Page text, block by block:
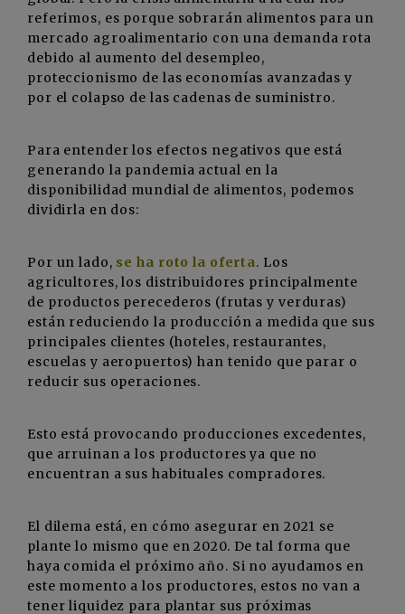
referimos, es porque sobrarán alimentos para un
mercado agroalimentario con una demanda rota
debido al aumento del desempleo,
proteccionismo de las economías avanzadas y
por el colapso de las cadenas de suministro.
Para entender los efectos negativos que está
generando la pandemia actual en la
disponibilidad mundial de alimentos, podemos
dividirla en dos:
Por un lado, se ha roto la oferta. Los
agricultores, los distribuidores principalmente
de productos perecederos (frutas y verduras)
están reduciendo la producción a medida que sus
principales clientes (hoteles, restaurantes,
escuelas y aeropuertos) han tenido que parar o
reducir sus operaciones.
Esto está provocando producciones excedentes,
que arruinan a los productores ya que no
encuentran a sus habituales compradores.
El dilema está, en cómo asegurar en 2021 se
plante lo mismo que en 2020. De tal forma que
haya comida el próximo año. Si no ayudamos en
este momento a los productores, estos no van a
tener liquidez para plantar sus próximas